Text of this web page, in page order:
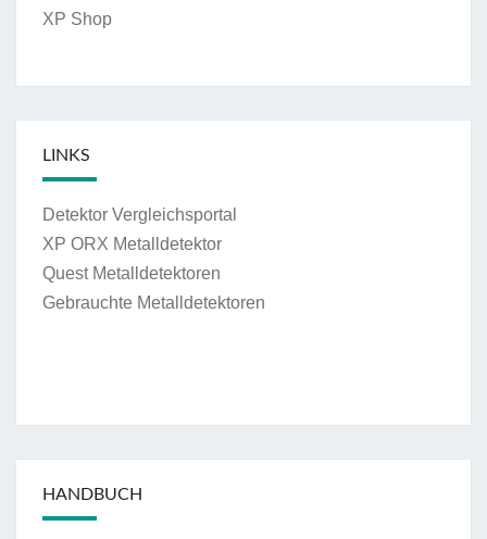
XP Shop
LINKS
Detektor Vergleichsportal
XP ORX Metalldetektor
Quest Metalldetektoren
Gebrauchte Metalldetektoren
HANDBUCH